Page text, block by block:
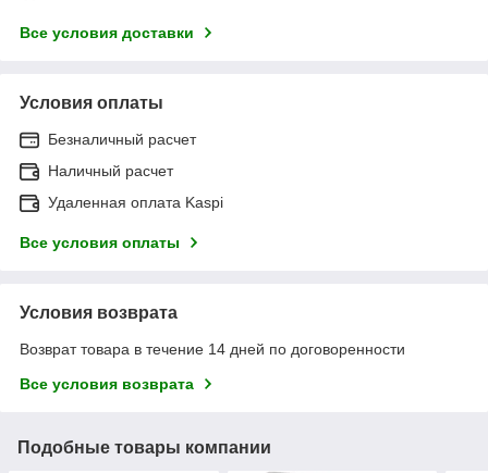
Все условия доставки
Условия оплаты
Безналичный расчет
Наличный расчет
Удаленная оплата Kaspi
Все условия оплаты
Условия возврата
Возврат товара в течение 14 дней по договоренности
Все условия возврата
Подобные товары компании